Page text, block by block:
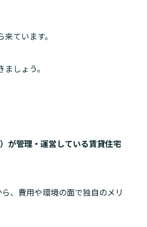
ています。
しょう。
が管理・運営している賃貸住宅
、費用や環境の面で独自のメリ